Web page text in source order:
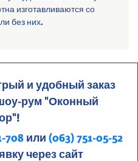
изготавливаются со
без них.
и удобный заказ
рум "Оконный
708 или (063) 751-05-52
через сайт